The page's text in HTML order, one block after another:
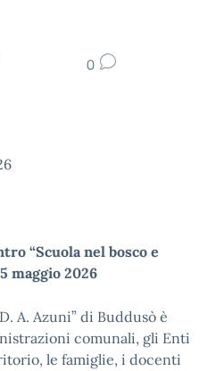
0
“Scuola nel bosco e
maggio 2026
A. Azuni” di Buddusò è
comunali, gli Enti
le famiglie, i docenti